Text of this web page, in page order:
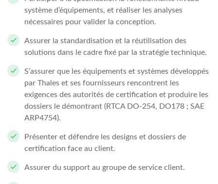
système d’équipements, et réaliser les analyses
nécessaires pour valider la conception.
Assurer la standardisation et la réutilisation des
solutions dans le cadre fixé par la stratégie technique.
S’assurer que les équipements et systèmes développés
par Thales et ses fournisseurs rencontrent les
exigences des autorités de certification et produire les
dossiers le démontrant (RTCA DO-254, DO178 ; SAE
ARP4754).
Présenter et défendre les designs et dossiers de
certification face au client.
Assurer du support au groupe de service client.